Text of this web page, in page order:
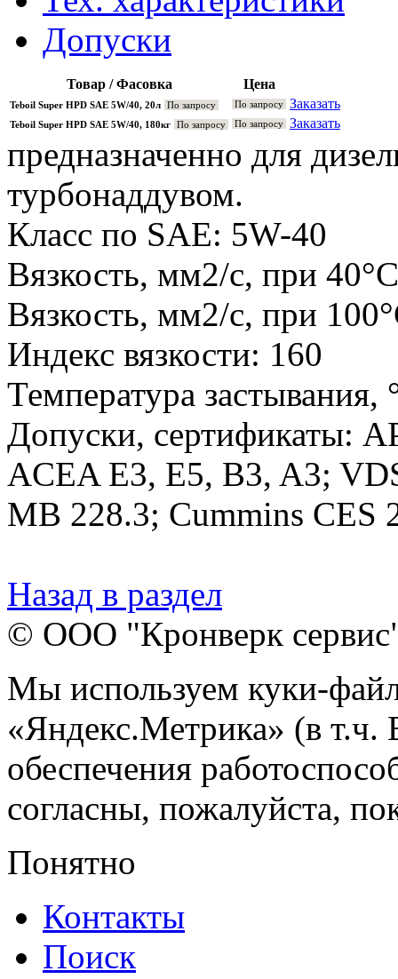
Допуски
Товар / Фасовка Цена
Teboil Super HPD SAE 5W/40, 20л По запросу По запросу Заказать
Teboil Super HPD SAE 5W/40, 180кг По запросу По запросу Заказать
предназначенно для
турбонаддувом.
Класс по SAE: 5W-40
Вязкость, мм2/с, при
Вязкость, мм2/с, при
Индекс вязкости: 160
Температура застывания,
Допуски, сертификаты:
ACEA E3, E5, B3, A3;
MB 228.3; Cummins CES
Назад в раздел
© ООО "Кронверк
Мы используем куки-
«Яндекс.Метрика» (в т.ч.
обеспечения
согласны, пожалуйста,
Понятно
Контакты
Поиск